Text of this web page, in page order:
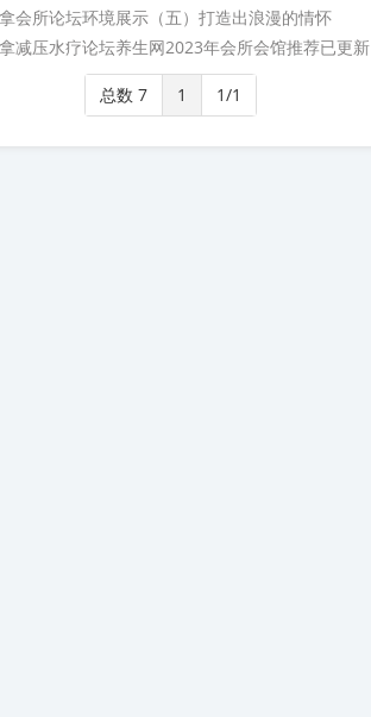
拿会所论坛环境展示（五）打造出浪漫的情怀
拿减压水疗论坛养生网2023年会所会馆推荐已更新
总数 7 1 1/1